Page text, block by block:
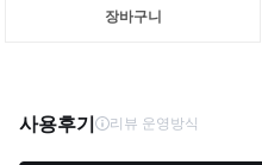
장바구니